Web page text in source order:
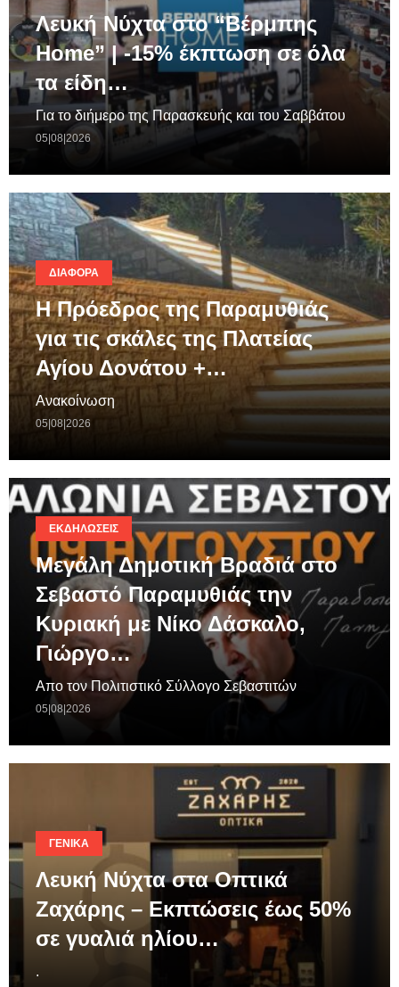
Λευκή Νύχτα στο “Βέρμπης
Home” | -15% έκπτωση σε όλα
τα είδη…
Για το διήμερο της Παρασκευής και του Σαββάτου
05|08|2026
ΔΙΆΦΟΡΑ
Η Πρόεδρος της Παραμυθιάς
για τις σκάλες της Πλατείας
Αγίου Δονάτου +…
Ανακοίνωση
05|08|2026
ΕΚΔΗΛΏΣΕΙΣ
Μεγάλη Δημοτική Βραδιά στο
Σεβαστό Παραμυθιάς την
Κυριακή με Νίκο Δάσκαλο,
Γιώργο…
Απο τον Πολιτιστικό Σύλλογο Σεβαστιτών
05|08|2026
ΓΕΝΙΚΆ
Λευκή Νύχτα στα Οπτικά
Ζαχάρης – Εκπτώσεις έως 50%
σε γυαλιά ηλίου…
.